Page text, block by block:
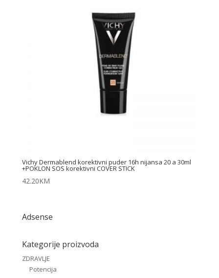
Vichy Dermablend korektivni puder 16h nijansa 20 a 30ml
+POKLON SOS korektivni COVER STICK
42.20KM
Adsense
Kategorije proizvoda
ZDRAVLJE
Potencija